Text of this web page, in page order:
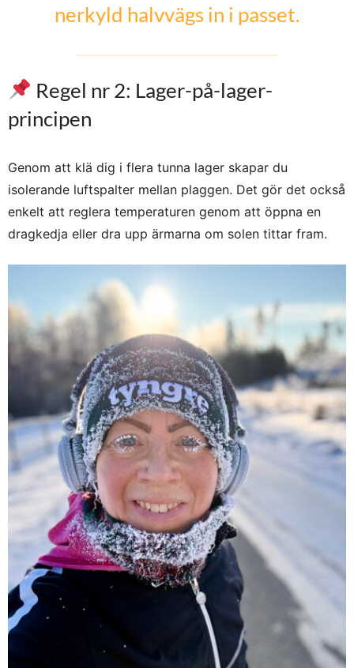
nerkyld halvvägs in i passet.
Regel nr 2: Lager-på-lager-
principen
Genom att klä dig i flera tunna lager skapar du
isolerande luftspalter mellan plaggen. Det gör det också
enkelt att reglera temperaturen genom att öppna en
dragkedja eller dra upp ärmarna om solen tittar fram.